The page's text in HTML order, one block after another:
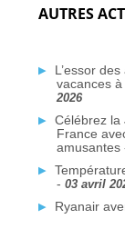
AUTRES
L’essor
vacances
2026
Célébrez la
France
-03 avril
Ryanair